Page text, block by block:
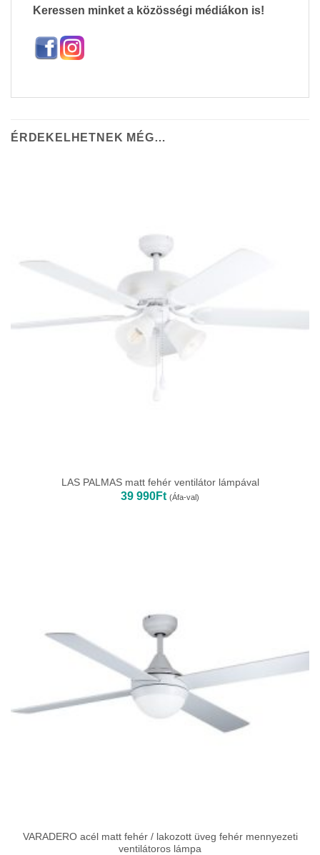
Keressen minket a közösségi médiákon is!
ÉRDEKELHETNEK MÉG…
LAS PALMAS matt fehér ventilátor lámpával
39 990Ft (Áfa-val)
VARADERO acél matt fehér / lakozott üveg fehér mennyezeti
ventilátoros lámpa